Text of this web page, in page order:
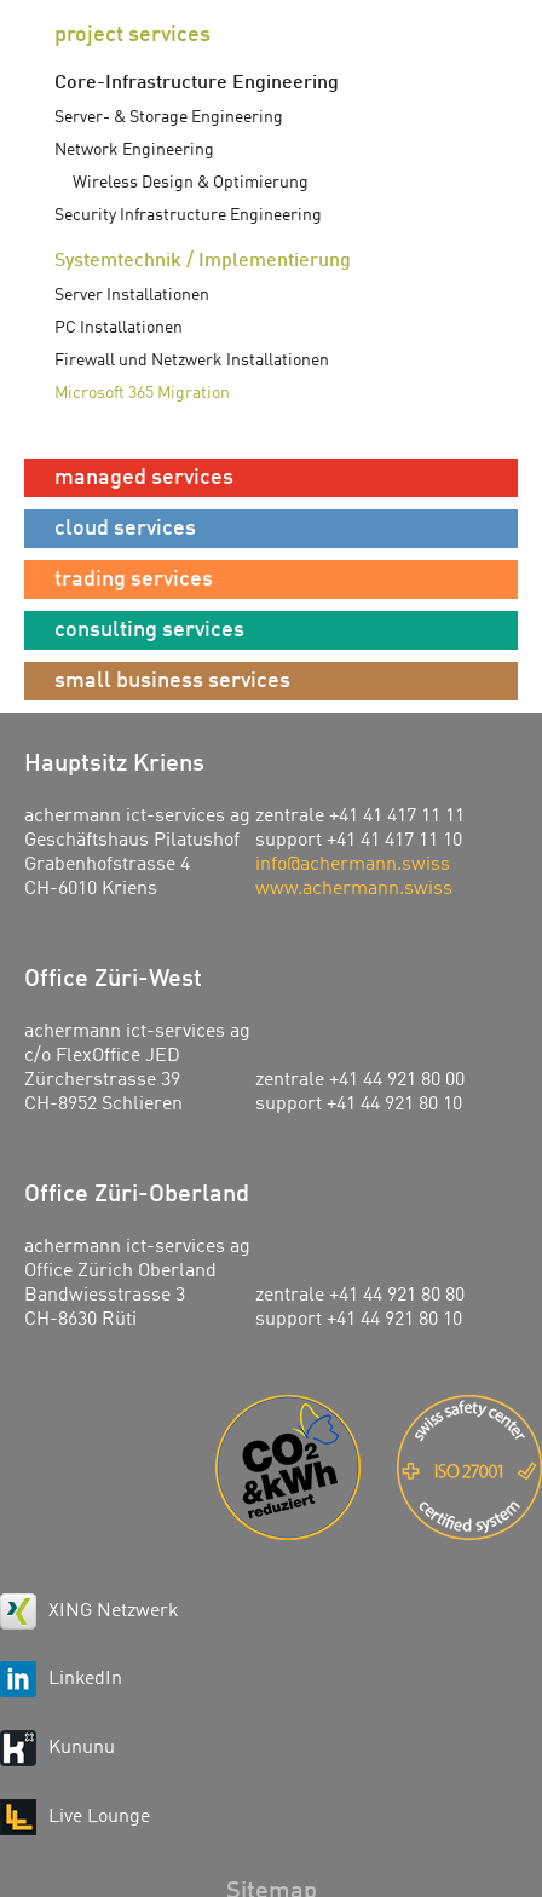
project services
Core-Infrastructure Engineering
Server- & Storage Engineering
Network Engineering
Wireless Design & Optimierung
Security Infrastructure Engineering
Systemtechnik / Implementierung
Server Installationen
PC Installationen
Firewall und Netzwerk Installationen
Microsoft 365 Migration
managed services
cloud services
trading services
consulting services
small business services
Hauptsitz Kriens
achermann ict-services ag
Geschäftshaus Pilatushof
Grabenhofstrasse 4
CH-6010 Kriens
zentrale +41 41 417 11 11
support +41 41 417 11 10
info@achermann.swiss
www.achermann.swiss
Office Züri-West
achermann ict-services ag
c/o FlexOffice JED
Zürcherstrasse 39
CH-8952 Schlieren
zentrale +41 44 921 80 00
support +41 44 921 80 10
Office Züri-Oberland
achermann ict-services ag
Office Zürich Oberland
Bandwiesstrasse 3
CH-8630 Rüti
zentrale +41 44 921 80 80
support +41 44 921 80 10
XING Netzwerk
LinkedIn
Kununu
Live Lounge
Sitemap